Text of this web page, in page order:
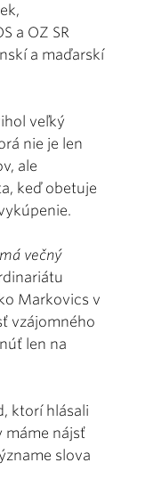
a OZ SR
a maďarskí
veľký
nie je len
ale
keď obetuje
večný
Markovics v
vzájomného
len na
ktorí hlásali
máme nájsť
slova